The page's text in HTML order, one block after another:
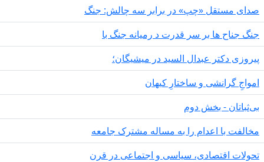
در برابر سه چالش: جنگ
سر قدرت د رمیانە جنگ با
السید در میشیگان؛
ساختارِ کیهان
دوم
را به مساله مشترک جامعه
سیاسی و اجتماعی در قرن